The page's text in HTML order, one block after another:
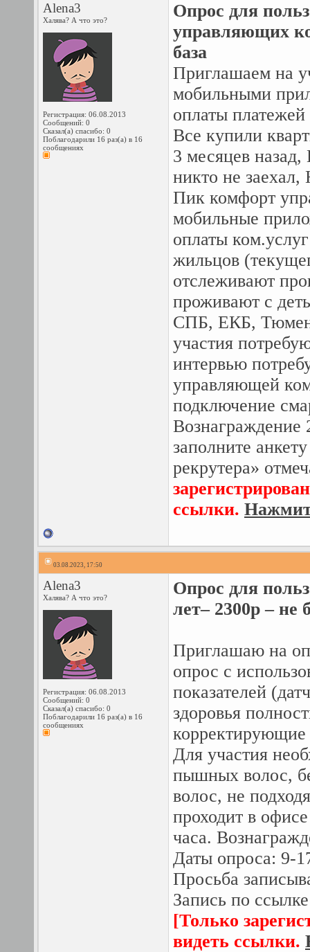
Alena3
Халява? А что это?
Регистрация: 06.08.2013
Сообщений: 0
Сказал(а) спасибо: 0
Поблагодарили 16 раз(а) в 16
сообщениях
Опрос для
управляющих
база
Приглашаем на
мобильными
оплаты
Все купили
3 месяцев
никто не
Пик комфорт
мобильные
оплаты
жильцов
отслеживают
проживают с
СПБ, ЕКБ,
участия
интервью
управляющей
подключение
Вознаграждение
заполните
рекрутера»
ссылки.
03.08.2023, 17:50
Alena3
Халява? А что это?
Регистрация: 06.08.2013
Сообщений: 0
Сказал(а) спасибо: 0
Поблагодарили 16 раз(а) в 16
сообщениях
Опрос для
лет– 2300р – не
Приглашаю на
опрос с
показателей
здоровья
корректирующие
Для участия
пышных волос,
волос, не
проходит в
часа.
Даты опроса: 9-
Просьба
Запись по
[Только
видеть ссылки.